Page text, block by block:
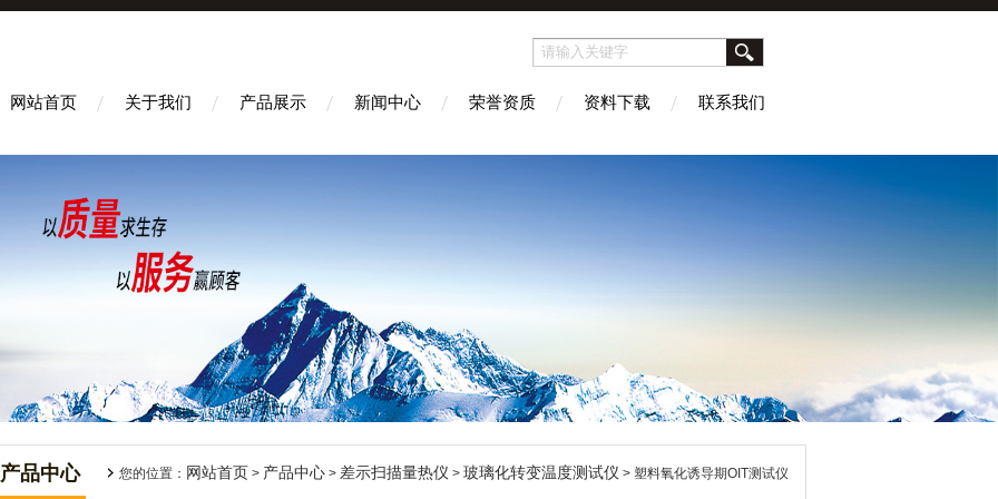
网站首页 关于我们 产品展示 新闻中心 荣誉资质 资料下载 联系我们
产品中心 您的位置： 网站首页 > 产品中心 > 差示扫描量热仪 > 玻璃化转变温度测试仪 > 塑料氧化诱导期OIT测试仪